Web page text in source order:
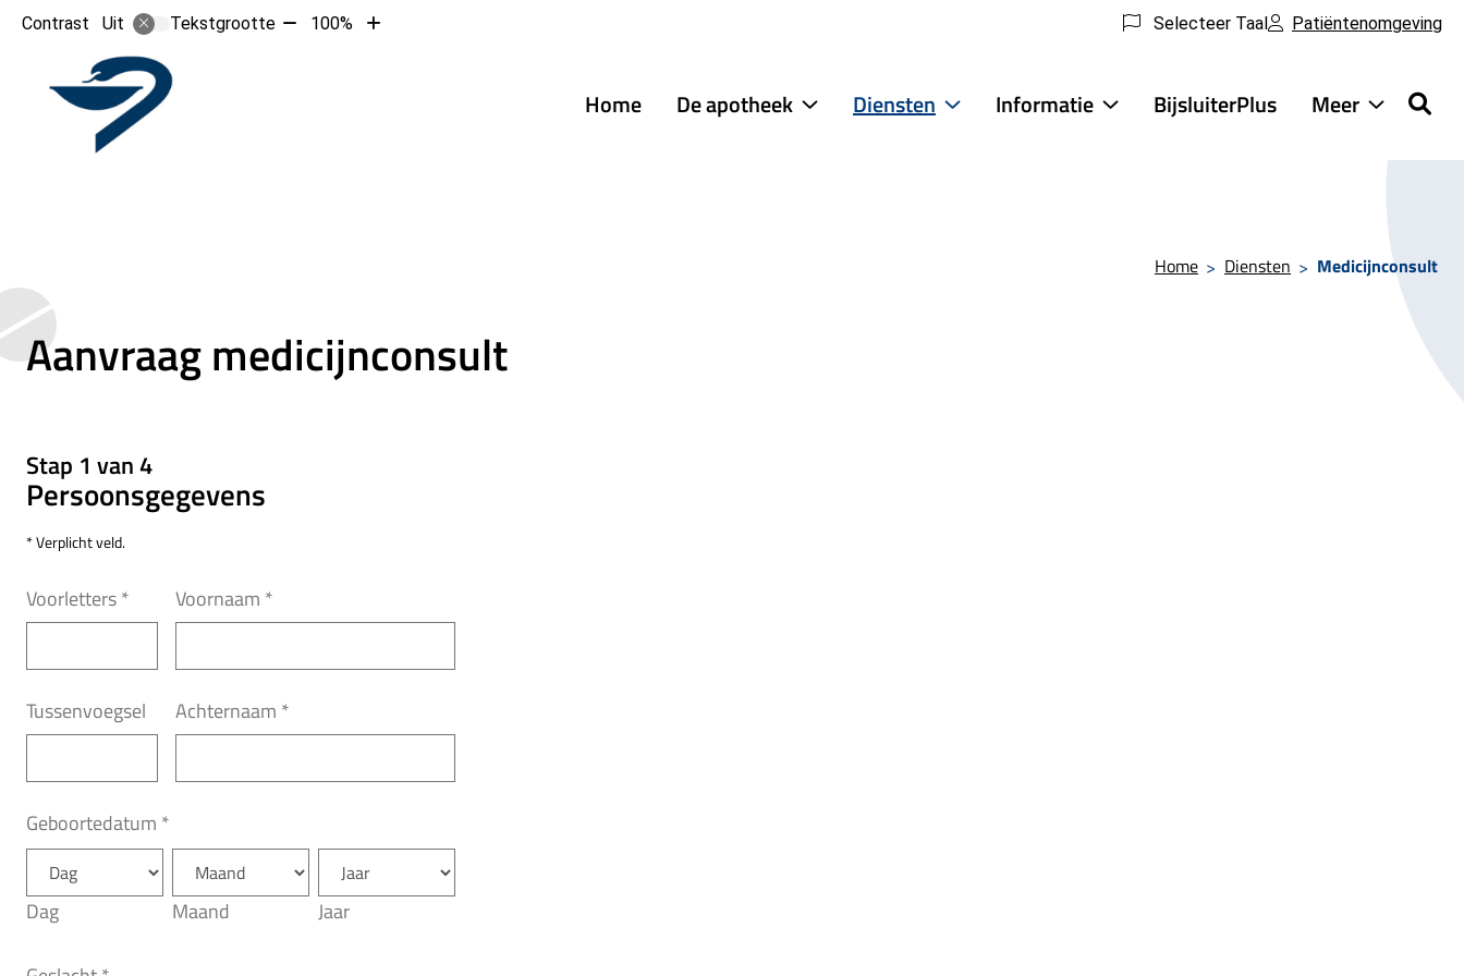
Contrast Uit Tekstgrootte Tekst100%
Tekst
Selecteer Taal Patiëntenomgeving
Home
De apotheek
Diensten
Informatie
BijsluiterPlus
Meer
submenu
Home Diensten Medicijnconsult
Aanvraag medicijnconsult
Stap 1 van 4
Persoonsgegevens
* Verplicht veld.
Voorletters* Voornaam *
Tussenvoegsel Achternaam *
Geboortedatum *
Dag Maand Jaar